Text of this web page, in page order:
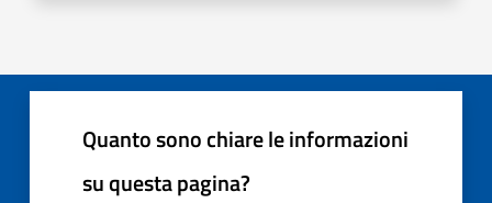
Quanto sono chiare le informazioni
su questa pagina?